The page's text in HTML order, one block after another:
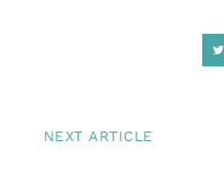
NEXT ARTICLE